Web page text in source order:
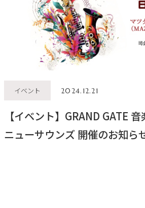
イベント 2024.12.21
【イベント】GRAND GATE
ニューサウンズ 開催のお知ら